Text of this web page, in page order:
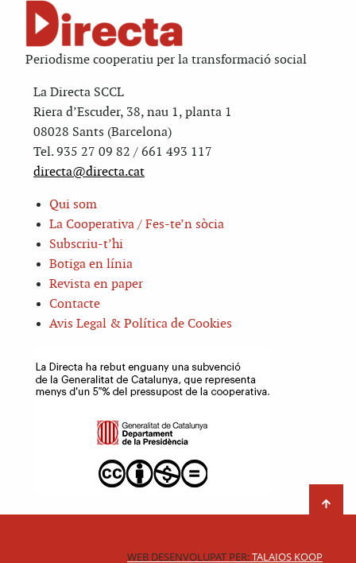
Periodisme cooperatiu per la transformació social
La Directa SCCL
Riera d’Escuder, 38, nau 1, planta 1
08028 Sants (Barcelona)
Tel. 935 27 09 82 / 661 493 117
directa@directa.cat
Qui som
La Cooperativa / Fes-te’n sòcia
Subscriu-t’hi
Botiga en línia
Revista en paper
Contacte
Avis Legal & Política de Cookies
WEB DESENVOLUPAT PER:TALAIOS KOOP